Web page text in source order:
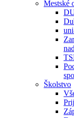
Mestské
Školstvo